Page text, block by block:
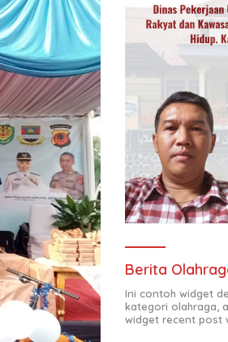
Berita
Ini contoh widget
kategori olahraga,
widget recent post